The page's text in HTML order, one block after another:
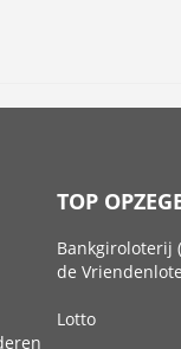
TOP
Bankgiroloterij
de
Lotto